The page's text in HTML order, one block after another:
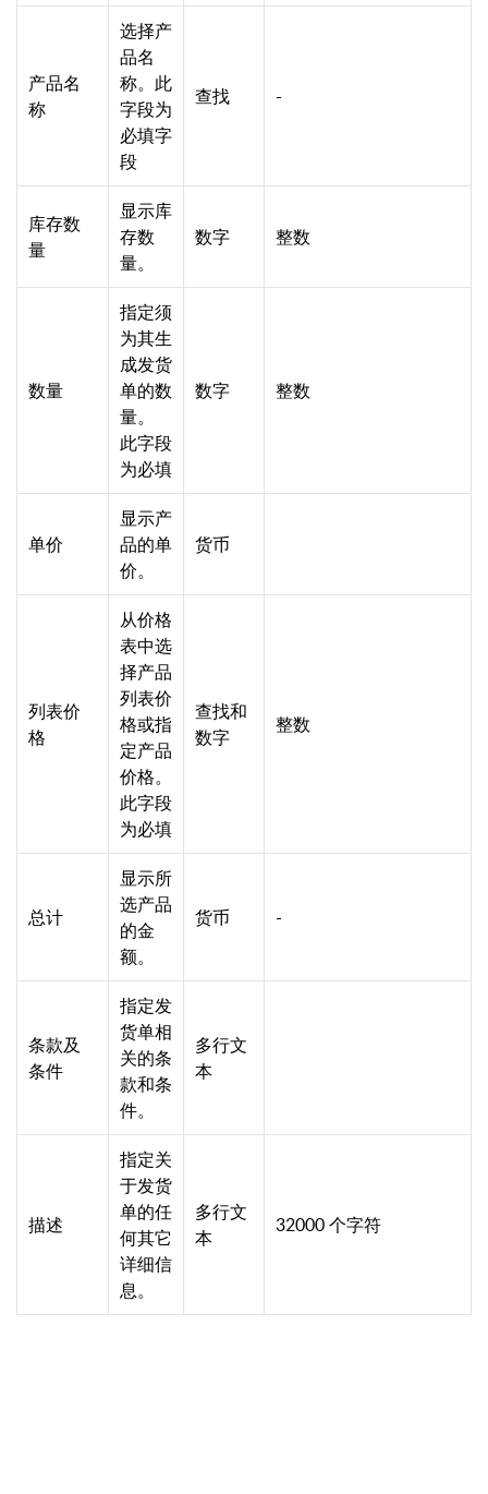
产品名
称
选择产
品名
称。此
字段为
必填字
段
查找 -
库存数
量
显示库
存数
量。
数字 整数
数量
指定须
为其生
成发货
单的数
量。
此字段
为必填
数字 整数
单价
显示产
品的单
价。
货币
列表价
格
从价格
表中选
择产品
列表价
格或指
定产品
价格。
此字段
为必填
查找和
数字
整数
总计
显示所
选产品
的金
额。
货币 -
条款及
条件
指定发
货单相
关的条
款和条
件。
多行文
本
描述
指定关
于发货
单的任
何其它
详细信
息。
多行文
本
32000 个字符